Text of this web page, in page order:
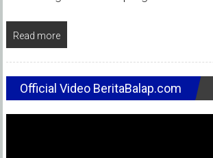
Read more
Official Video BeritaBalap.com